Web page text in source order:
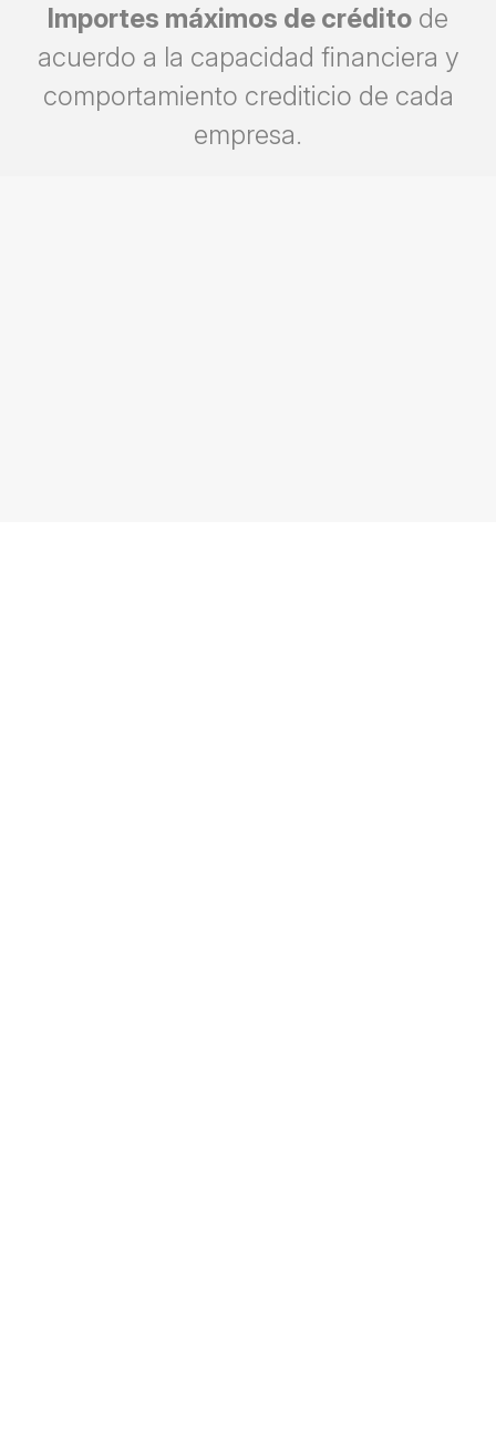
Importes máximos de crédito de
acuerdo a la capacidad financiera y
comportamiento crediticio de cada
empresa.